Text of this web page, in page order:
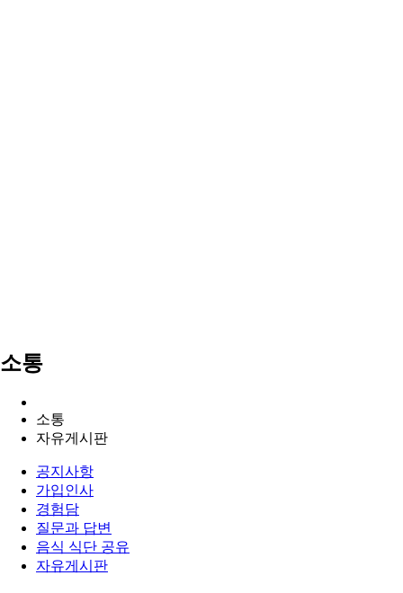
소통
소통
자유게시판
공지사항
가입인사
경험담
질문과 답변
음식 식단 공유
자유게시판